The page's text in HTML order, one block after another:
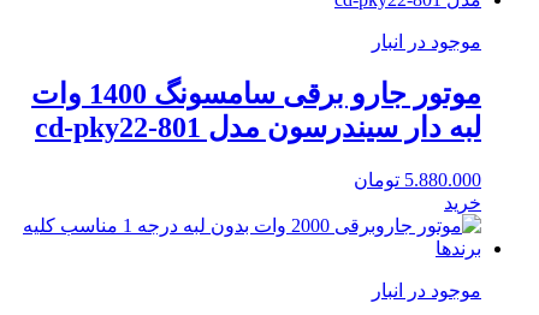
موجود در انبار
موتور جارو برقی سامسونگ 1400 وات
لبه دار سیندرسون مدل cd-pky22-801
5.880.000 تومان
خرید
موجود در انبار